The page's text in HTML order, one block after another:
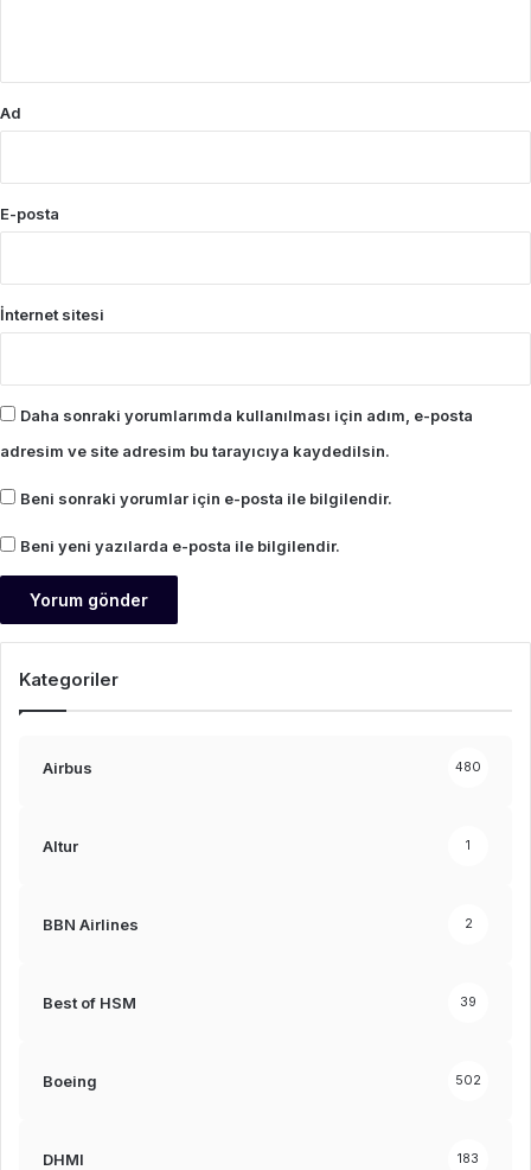
Ad
E-posta
İnternet sitesi
Daha sonraki yorumlarımda kullanılması için adım, e-posta
adresim ve site adresim bu tarayıcıya kaydedilsin.
Beni sonraki yorumlar için e-posta ile bilgilendir.
Beni yeni yazılarda e-posta ile bilgilendir.
Kategoriler
Airbus 480
Altur 1
BBN Airlines 2
Best of HSM 39
Boeing 502
DHMI 183